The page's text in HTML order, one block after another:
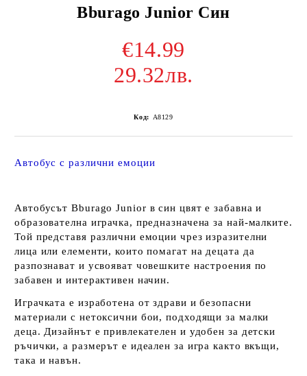
Bburago Junior Син
€14.99
29.32лв.
Код: A8129
Автобус с различни емоции
АвтобусътBburago Junior в син цвят е забавна и
образователна играчка, предназначена за най-малките.
Той представя различни емоции чрез изразителни
лица или елементи, които помагат на децата да
разпознават и усвояват човешките настроения по
забавен и интерактивен начин.
Играчката е изработена от здрави и безопасни
материали с нетоксични бои, подходящи за малки
деца. Дизайнът е привлекателен и удобен за детски
ръчички, а размерът е идеален за игра както вкъщи,
така и навън.